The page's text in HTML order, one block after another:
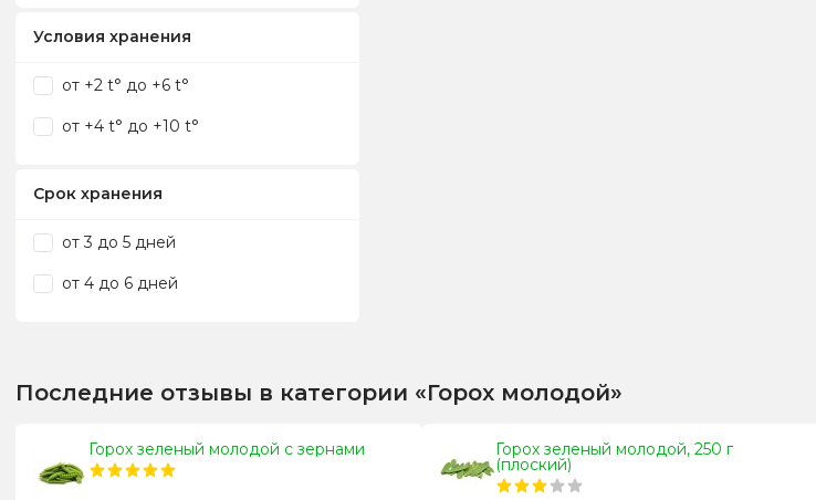
Условия хранения
от +2 t° до +6 t°
от +4 t° до +10 t°
Срок хранения
от 3 до 5 дней
от 4 до 6 дней
Последние отзывы в категории «Горох молодой»
Горох зеленый молодой с зернами Горох зеленый молодой, 250 г
(плоский)